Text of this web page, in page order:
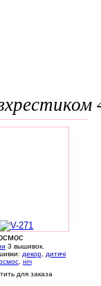
3 вышивок.
декор,
дитячі
, ніч
для заказа